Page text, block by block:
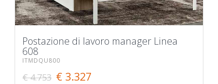
Postazione di lavoro manager Linea
608
ITMDQU800
€ 4.753 € 3.327